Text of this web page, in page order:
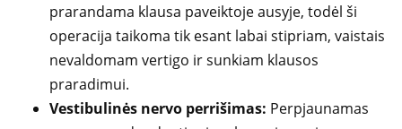
prarandama klausa paveiktoje ausyje, todėl ši
operacija taikoma tik esant labai stipriam, vaistais
nevaldomam vertigo ir sunkiam klausos
praradimui.
Vestibulinės nervo perrišimas: Perpjaunamas